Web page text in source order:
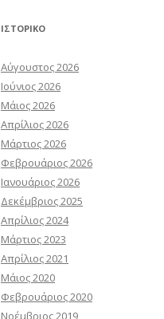
ΙΣΤΟΡΙΚΌ
Αύγουστος 2026
Ιούνιος 2026
Μάιος 2026
Απρίλιος 2026
Μάρτιος 2026
Φεβρουάριος 2026
Ιανουάριος 2026
Δεκέμβριος 2025
Απρίλιος 2024
Μάρτιος 2023
Απρίλιος 2021
Μάιος 2020
Φεβρουάριος 2020
Νοέμβριος 2019